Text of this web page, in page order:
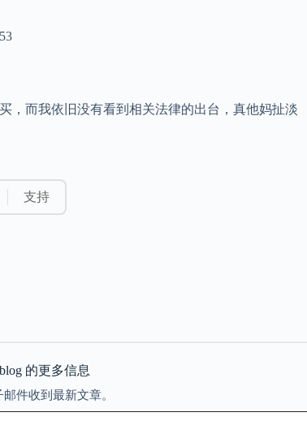
，而我依旧没有看到相关法律的出台，真他妈扯淡
支持
的更多信息
件收到最新文章。